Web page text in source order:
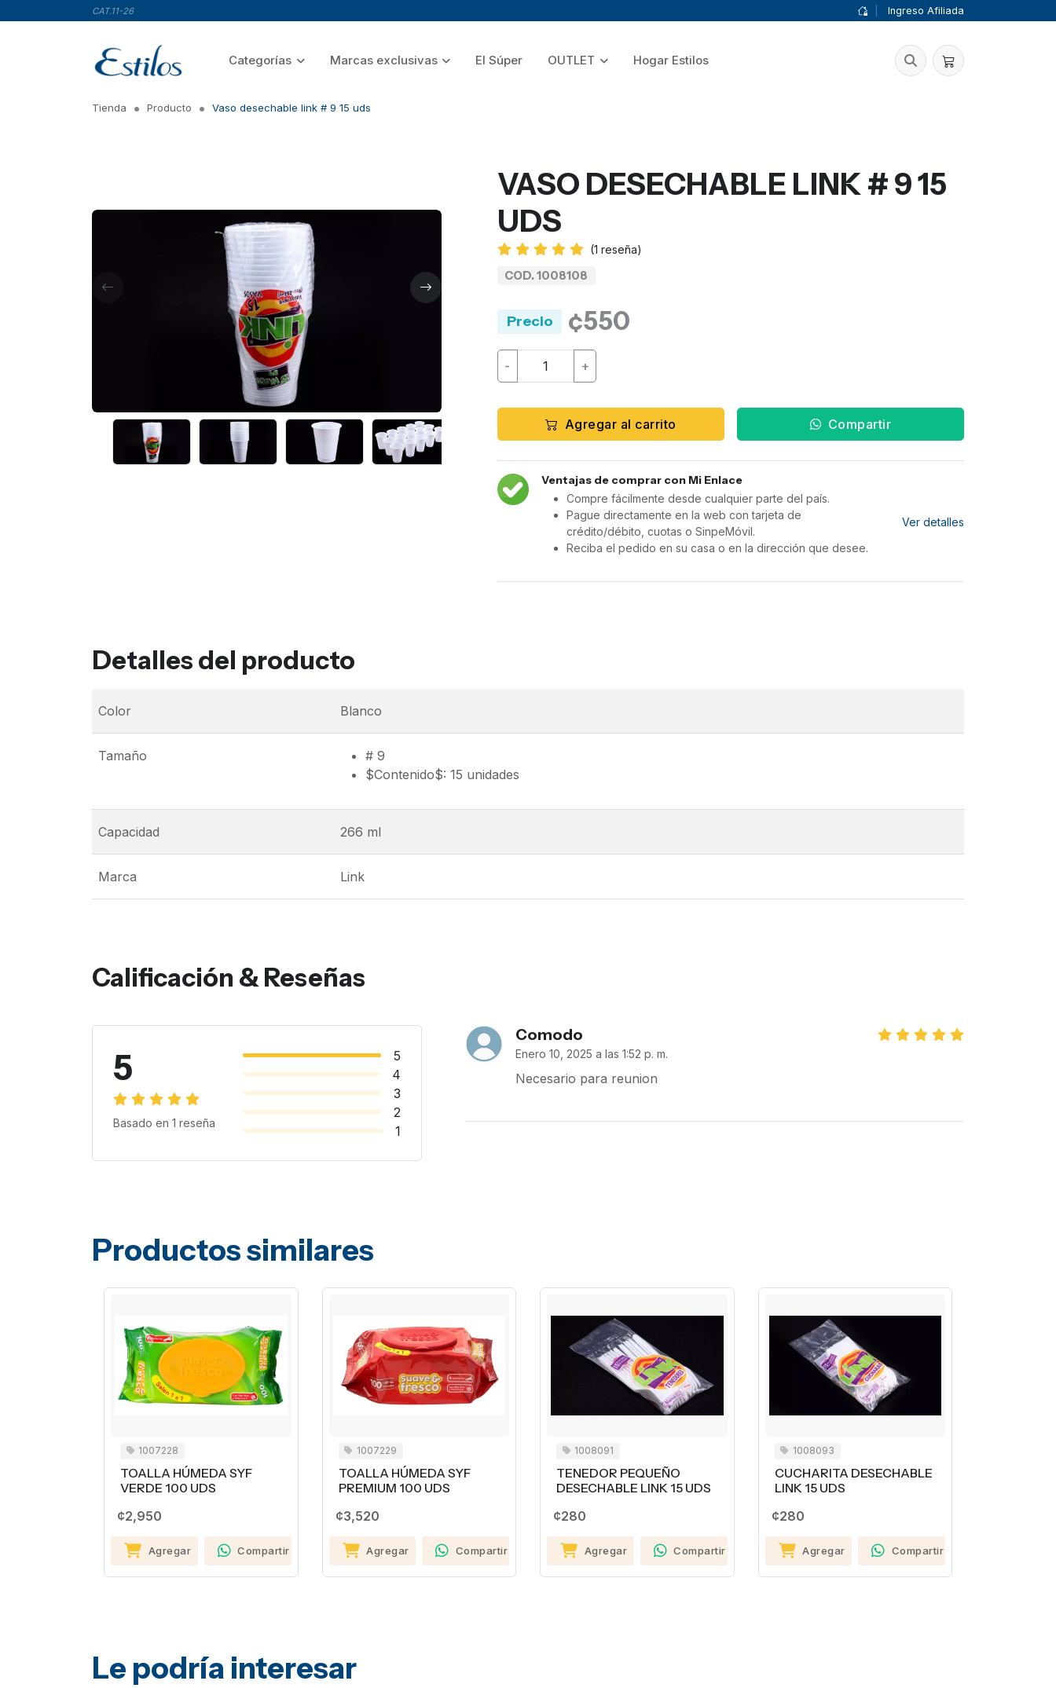
CAT.11-26 Ingreso Afiliada
Categorías Marcas exclusivas El Súper OUTLET Hogar Estilos
Tienda Producto Vaso desechable link # 9 15 uds
VASO DESECHABLE LINK # 9 15
UDS
(1 reseña)
COD. 1008108
Precio ¢550
- +
Agregar al carrito Compartir
Ventajas de comprar con Mi Enlace
Compre fácilmente desde cualquier parte del país.
Pague directamente en la web con tarjeta de
crédito/débito, cuotas o SinpeMóvil.
Reciba el pedido en su casa o en la dirección que desee.
Ver detalles
Detalles del producto
Color Blanco
Tamaño
# 9
$Contenido$: 15 unidades
Capacidad 266 ml
Marca Link
Calificación & Reseñas
5
Basado en 1 reseña
5
4
3
2
1
Comodo
Enero 10, 2025 a las 1:52 p. m.
Necesario para reunion
Productos similares
1007228
TOALLA HÚMEDA SYF
VERDE 100 UDS
¢2,950
Agregar Compartir
1007229
TOALLA HÚMEDA SYF
PREMIUM 100 UDS
¢3,520
Agregar Compartir
1008091
TENEDOR PEQUEÑO
DESECHABLE LINK 15 UDS
¢280
Agregar Compartir
1008093
CUCHARITA DESECHABLE
LINK 15 UDS
¢280
Agregar Compartir
Le podría interesar